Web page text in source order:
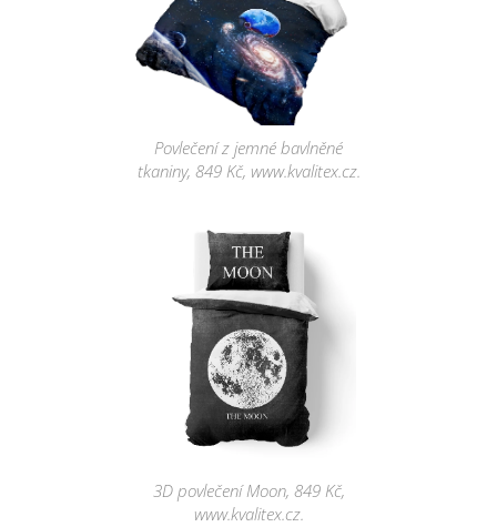
Povlečení z jemné bavlněné
tkaniny, 849 Kč, www.kvalitex.cz.
3D povlečení Moon, 849 Kč,
www.kvalitex.cz.